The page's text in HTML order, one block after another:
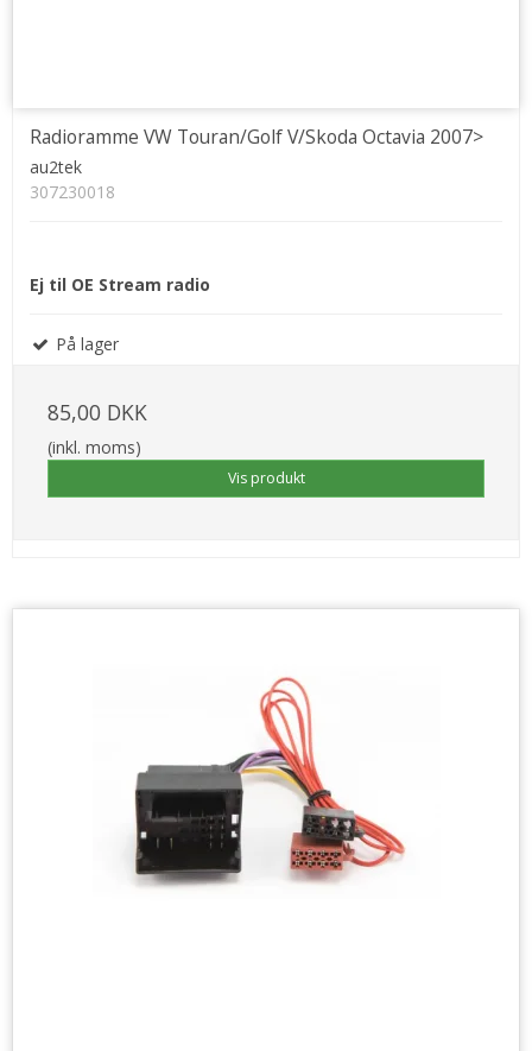
Radioramme VW Touran/Golf V/Skoda Octavia 2007>
au2tek
307230018
Ej til OE Stream radio
På lager
85,00 DKK
(inkl. moms)
Vis produkt